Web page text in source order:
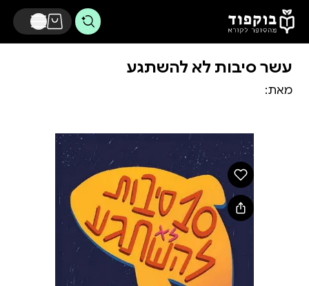
דלג לתוכן הראשי
עשר סיבות לא להשתגע
מאת: